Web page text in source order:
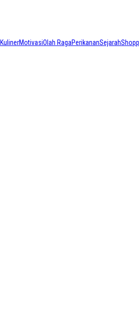
KulinerMotivasiOlah RagaPerikananSejarah